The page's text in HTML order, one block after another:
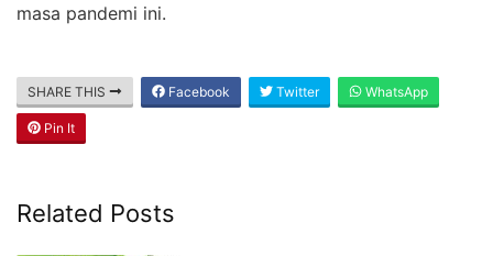
masa pandemi ini.
SHARE THIS Facebook Twitter WhatsApp
Pin It
Related Posts